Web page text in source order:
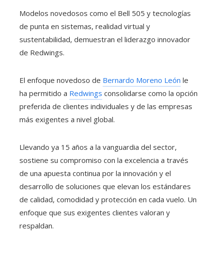
Modelos novedosos como el Bell 505 y tecnologías
de punta en sistemas, realidad virtual y
sustentabilidad, demuestran el liderazgo innovador
de Redwings.
El enfoque novedoso de Bernardo Moreno León le
ha permitido a Redwings consolidarse como la opción
preferida de clientes individuales y de las empresas
más exigentes a nivel global.
Llevando ya 15 años a la vanguardia del sector,
sostiene su compromiso con la excelencia a través
de una apuesta continua por la innovación y el
desarrollo de soluciones que elevan los estándares
de calidad, comodidad y protección en cada vuelo. Un
enfoque que sus exigentes clientes valoran y
respaldan.